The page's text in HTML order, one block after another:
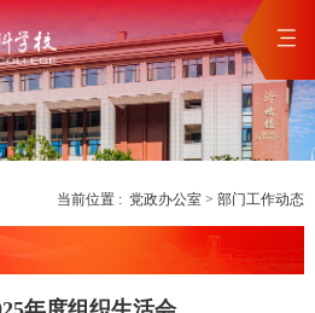
当前位置 : 党政办公室 >部门工作动态